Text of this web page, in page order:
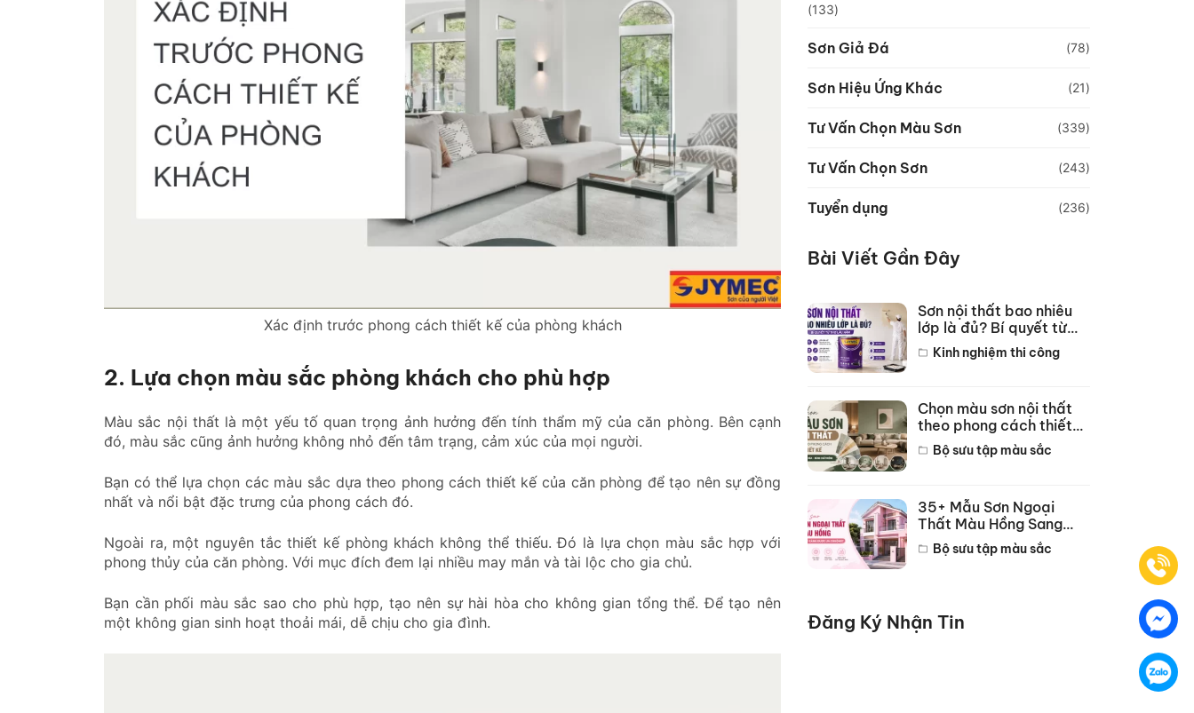
Xác định trước phong cách thiết kế của phòng khách
2. Lựa chọn màu sắc phòng khách cho phù hợp
Màu sắc nội thất là một yếu tố quan trọng ảnh hưởng đến tính thẩm mỹ của căn phòng. Bên cạnh
đó, màu sắc cũng ảnh hưởng không nhỏ đến tâm trạng, cảm xúc của mọi người.
Bạn có thể lựa chọn các màu sắc dựa theo phong cách thiết kế của căn phòng để tạo nên sự đồng
nhất và nổi bật đặc trưng của phong cách đó.
Ngoài ra, một nguyên tắc thiết kế phòng khách không thể thiếu. Đó là lựa chọn màu sắc hợp với
phong thủy của căn phòng. Với mục đích đem lại nhiều may mắn và tài lộc cho gia chủ.
Bạn cần phối màu sắc sao cho phù hợp, tạo nên sự hài hòa cho không gian tổng thể. Để tạo nên
một không gian sinh hoạt thoải mái, dễ chịu cho gia đình.
(133)
Sơn Giả Đá (78)
Sơn Hiệu Ứng Khác (21)
Tư Vấn Chọn Màu Sơn (339)
Tư Vấn Chọn Sơn (243)
Tuyển dụng (236)
Bài Viết Gần Đây
Sơn nội thất bao nhiêu
lớp là đủ? Bí quyết từ
thợ lâu năm
Kinh nghiệm thi công
Chọn màu sơn nội thất
theo phong cách thiết
kế hot năm 2026
Bộ sưu tập màu sắc
35+ Mẫu Sơn Ngoại
Thất Màu Hồng Sang
Trọng Đẹp Nhất 2026
Bộ sưu tập màu sắc
Đăng Ký Nhận Tin